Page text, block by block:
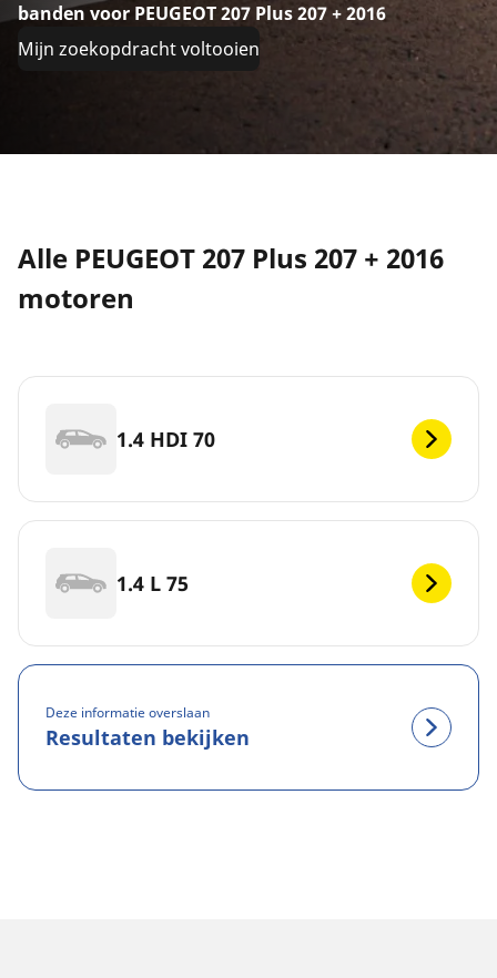
banden voor PEUGEOT 207 Plus 207 + 2016
Mijn zoekopdracht voltooien
Alle PEUGEOT 207 Plus 207 + 2016
motoren
1.4 HDI 70
1.4 L 75
Deze informatie overslaan
Resultaten bekijken